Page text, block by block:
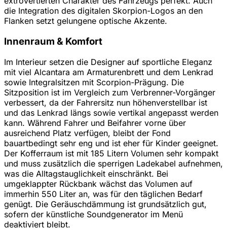
die Integration des digitalen Skorpion-Logos an den
Flanken setzt gelungene optische Akzente.
Innenraum & Komfort
Im Interieur setzen die Designer auf sportliche Eleganz
mit viel Alcantara am Armaturenbrett und dem Lenkrad
sowie Integralsitzen mit Scorpion-Prägung. Die
Sitzposition ist im Vergleich zum Verbrenner-Vorgänger
verbessert, da der Fahrersitz nun höhenverstellbar ist
und das Lenkrad längs sowie vertikal angepasst werden
kann. Während Fahrer und Beifahrer vorne über
ausreichend Platz verfügen, bleibt der Fond
bauartbedingt sehr eng und ist eher für Kinder geeignet.
Der Kofferraum ist mit 185 Litern Volumen sehr kompakt
und muss zusätzlich die sperrigen Ladekabel aufnehmen,
was die Alltagstauglichkeit einschränkt. Bei
umgeklappter Rückbank wächst das Volumen auf
immerhin 550 Liter an, was für den täglichen Bedarf
genügt. Die Geräuschdämmung ist grundsätzlich gut,
sofern der künstliche Soundgenerator im Menü
deaktiviert bleibt.